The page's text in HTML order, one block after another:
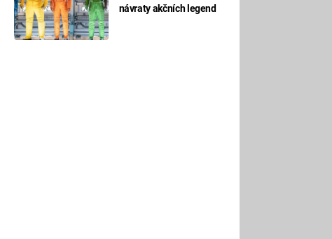
návraty akčních legend